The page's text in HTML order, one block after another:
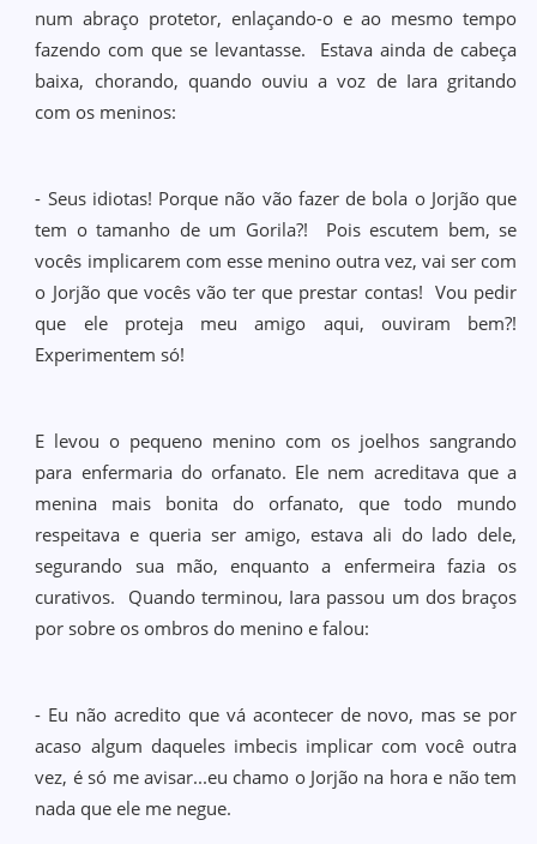
num abraço protetor, enlaçando-o e ao mesmo tempo
fazendo com que se levantasse. Estava ainda de cabeça
baixa, chorando, quando ouviu a voz de Iara gritando
com os meninos:
- Seus idiotas! Porque não vão fazer de bola o Jorjão que
tem o tamanho de um Gorila?! Pois escutem bem, se
vocês implicarem com esse menino outra vez, vai ser com
o Jorjão que vocês vão ter que prestar contas! Vou pedir
que ele proteja meu amigo aqui, ouviram bem?!
Experimentem só!
E levou o pequeno menino com os joelhos sangrando
para enfermaria do orfanato. Ele nem acreditava que a
menina mais bonita do orfanato, que todo mundo
respeitava e queria ser amigo, estava ali do lado dele,
segurando sua mão, enquanto a enfermeira fazia os
curativos. Quando terminou, Iara passou um dos braços
por sobre os ombros do menino e falou:
- Eu não acredito que vá acontecer de novo, mas se por
acaso algum daqueles imbecis implicar com você outra
vez, é só me avisar...eu chamo o Jorjão na hora e não tem
nada que ele me negue.